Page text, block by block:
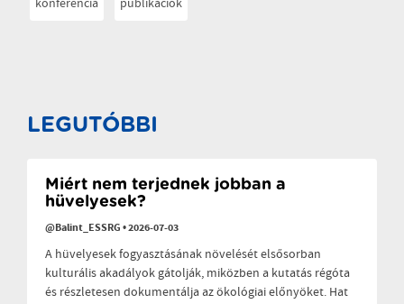
konferencia publikációk
LEGUTÓBBI
Miért nem terjednek jobban a
hüvelyesek?
@Balint_ESSRG•2026-07-03
A hüvelyesek fogyasztásának növelését elsősorban
kulturális akadályok gátolják, miközben a kutatás régóta
és részletesen dokumentálja az ökológiai előnyöket. Hat